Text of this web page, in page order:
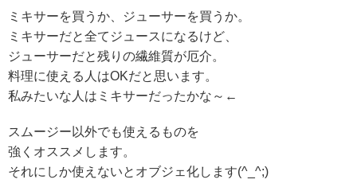
ミキサーを買うか、ジューサーを買うか。
ミキサーだと全てジュースになるけど、
ジューサーだと残りの繊維質が厄介。
料理に使える人はOKだと思います。
私みたいな人はミキサーだったかな～←
スムージー以外でも使えるものを
強くオススメします。
それにしか使えないとオブジェ化します(^_^;)